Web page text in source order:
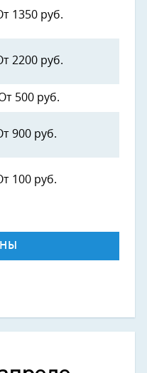
1350 руб.
2200 руб.
500 руб.
900 руб.
100 руб.